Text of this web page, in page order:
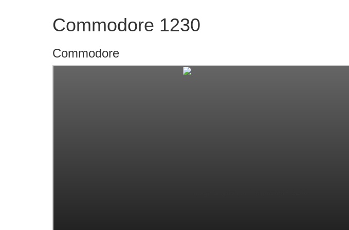
Commodore 1230
Commodore